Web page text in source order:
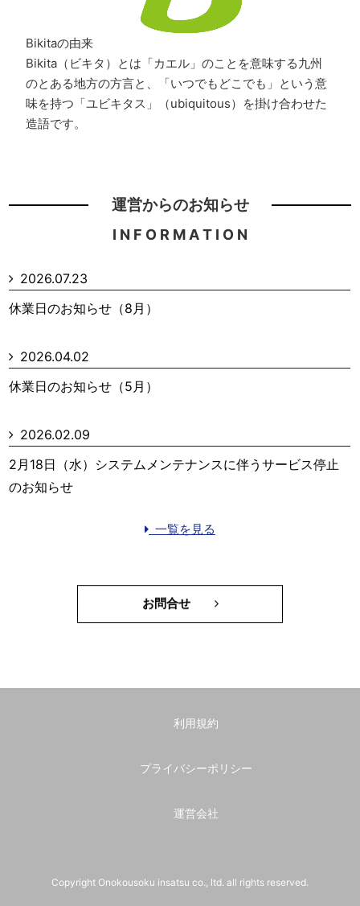
Bikitaの由来
Bikita（ビキタ）とは「カエル」のことを意味する九州
のとある地方の方言と、「いつでもどこでも」という意
味を持つ「ユビキタス」（ubiquitous）を掛け合わせた
造語です。
運営からのお知らせ
I N F O R M A T I O N
2026.07.23
休業日のお知らせ（8月）
2026.04.02
休業日のお知らせ（5月）
2026.02.09
2月18日（水）システムメンテナンスに伴うサービス停止
のお知らせ
一覧を見る
利用規約
プライバシーポリシー
運営会社
Copyright Onokousoku insatsu co., ltd. all rights reserved.